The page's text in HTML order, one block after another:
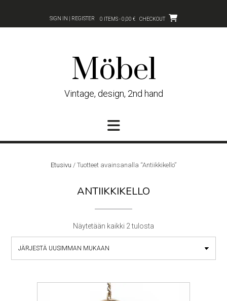
content
SIGN IN | REGISTER 0 ITEMS - 0,00 € CHECKOUT
Möbel
Vintage, design, 2nd hand
Etusivu / Tuotteet avainsanalla “Antiikkikello”
ANTIIKKIKELLO
Näytetään kaikki 2 tulosta
by